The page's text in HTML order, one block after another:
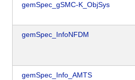
gemSpec_gSMC-K_ObjSys
gemSpec_InfoNFDM
gemSpec_Info_AMTS